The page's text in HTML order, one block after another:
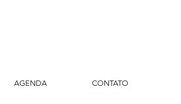
AGENDA CONTATO